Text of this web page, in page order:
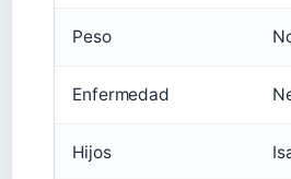
Peso
Enfermedad
Hijos